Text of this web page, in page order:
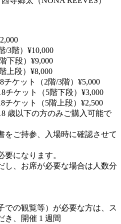
/3階）¥10,000
下段）¥9,000
上段）¥8,000
チケット（2階/3階）¥5,000
チケット（5階下段）¥3,000
チケット（5階上段）¥2,500
歳以下の方のみご購入可能で
をご持参、入場時に確認させて
になります。
し、お席が必要な場合は⼈数分
の観覧等）が必要な⽅は、ス
き、開催 1 週間